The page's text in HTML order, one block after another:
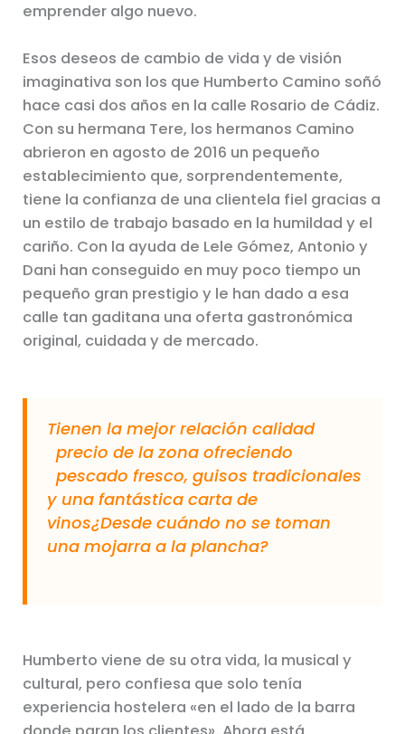
emprender algo nuevo.
Esos deseos de cambio de vida y de visión
imaginativa son los que Humberto Camino soñó
hace casi dos años en la calle Rosario de Cádiz.
Con su hermana Tere, los hermanos Camino
abrieron en agosto de 2016 un pequeño
establecimiento que, sorprendentemente,
tiene la confianza de una clientela fiel gracias a
un estilo de trabajo basado en la humildad y el
cariño. Con la ayuda de Lele Gómez, Antonio y
Dani han conseguido en muy poco tiempo un
pequeño gran prestigio y le han dado a esa
calle tan gaditana una oferta gastronómica
original, cuidada y de mercado.
Tienen la mejor relación calidad
precio de la zona ofreciendo
pescado fresco, guisos tradicionales
y una fantástica carta de
vinos¿Desde cuándo no se toman
una mojarra a la plancha?
Humberto viene de su otra vida, la musical y
cultural, pero confiesa que solo tenía
experiencia hostelera «en el lado de la barra